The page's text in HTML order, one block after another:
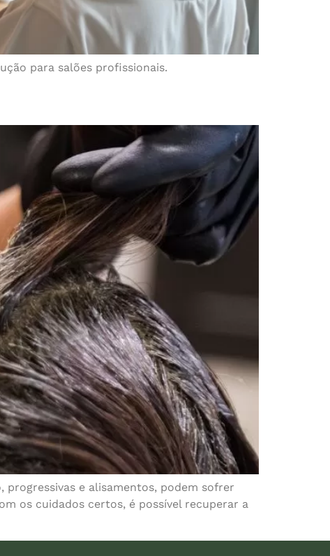
para salões profissionais.
e alisamentos, podem sofrer
os cuidados certos, é possível recuperar a